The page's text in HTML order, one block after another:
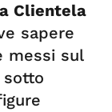
Clientela
sapere
messi sul